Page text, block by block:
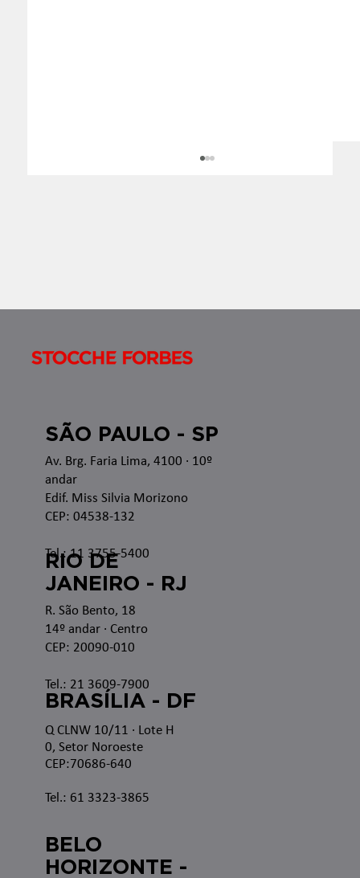
Av. Brg. Faria Lima, 4100 · 10º
andar
Edif. Miss Silvia Morizono
CEP: 04538-132
Tel.: 11 3755-5400
SÃO PAULO - SP
RIO DE
JANEIRO - RJ
R. São Bento, 18
14º andar · Centro
CEP: 20090-010
Tel.: 21 3609-7900
Q CLNW 10/11 · Lote H
0, Setor Noroeste
CEP:70686-640
Tel.: 61 3323-3865
BRASÍLIA - DF
BELO
HORIZONTE -